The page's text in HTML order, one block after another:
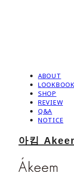
ABOUT
LOOKBOOK
SHOP
REVIEW
Q&A
NOTICE
아킴